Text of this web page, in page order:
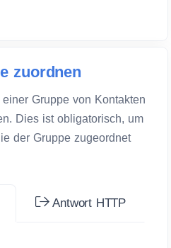
zuordnen
Gruppe von Kontakten
Dies ist obligatorisch, um
der Gruppe zugeordnet
Antwort HTTP